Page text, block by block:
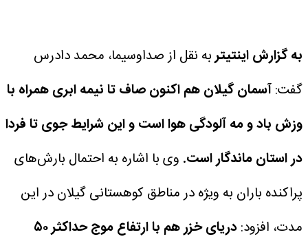
به گزارش اینتیتربه نقل از صداوسیما، محمد دادرس
گفت:آسمان گیلان هم اکنون صاف تا نیمه ابری همراه با
وزش باد و مه آلودگی هوا است و این شرایط جوی تا فردا
در استان ماندگار است. وی با اشاره به احتمال بارش‌های
پراکنده باران به ویژه در مناطق کوهستانی گیلان در این
مدت، افزود:
دریای خزر هم با ارتفاع موج حداکثر ۵۰